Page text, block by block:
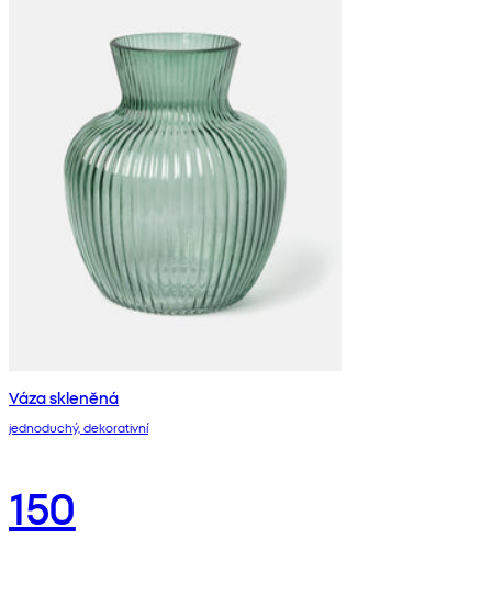
Váza skleněná
jednoduchý, dekorativní
150